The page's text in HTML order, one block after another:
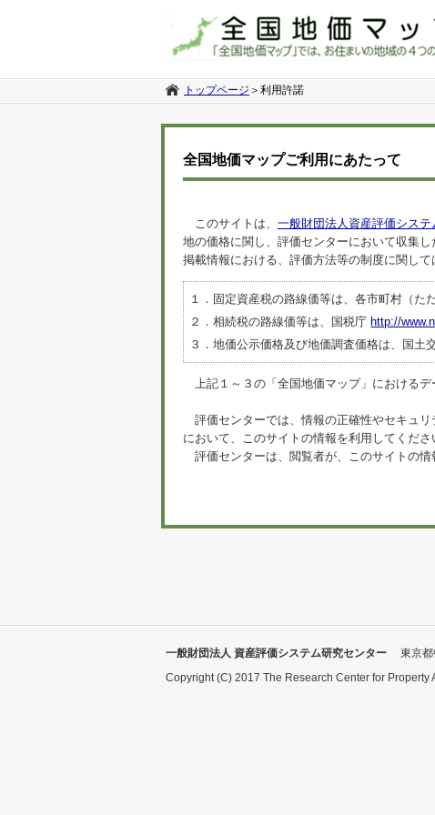
トップページ ＞ 利用許諾
全国地価マップご利用にあたって
このサイトは、 一般財団法人資産評価システ
地の価格に関し、評価センターにおいて収集し
掲載情報における、評価方法等の制度に関し
１．固定資産税の路線価等は、各市町村（た
２．相続税の路線価等は、国税庁 http://
３．地価公示価格及び地価調査価格は、国土
上記１～３の「全国地価マップ」におけるデ
評価センターでは、情報の正確性やセキュ
において、このサイトの情報を利用してくださ
評価センターは、閲覧者が、このサイトの情
一般財団法人 資産評価システム研究センター
東京
Copyright (C) 2017 The Research Center for Property